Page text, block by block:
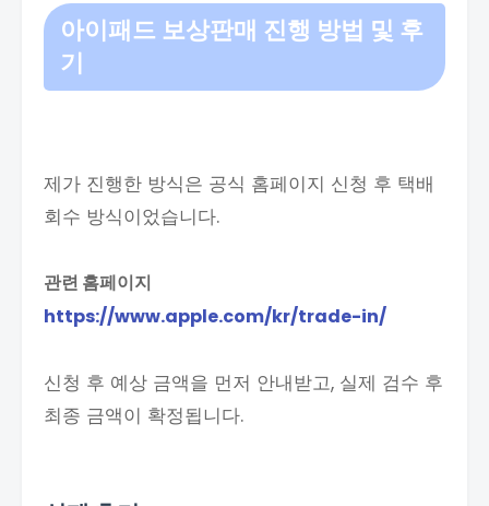
아이패드 보상판매 진행 방법 및 후
기
제가 진행한 방식은 공식 홈페이지 신청 후 택배
회수 방식이었습니다.
관련 홈페이지
https://www.apple.com/kr/trade-in/
신청 후 예상 금액을 먼저 안내받고, 실제 검수 후
최종 금액이 확정됩니다.